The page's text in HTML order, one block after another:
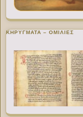
ΚΗΡΥΓΜΑΤΑ – ΟΜΙΛΙΕΣ